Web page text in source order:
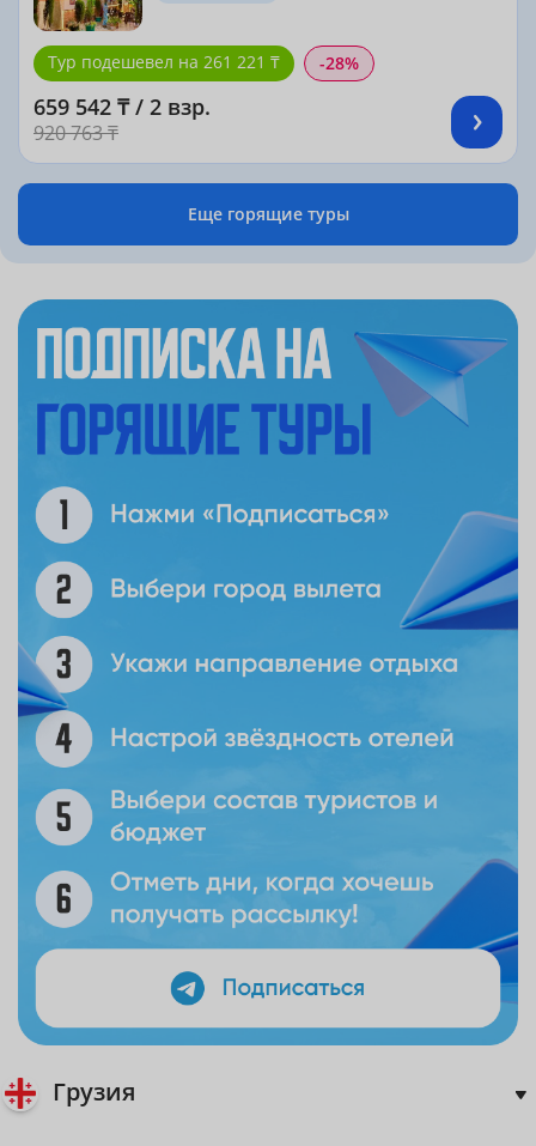
Тур подешевел на 261 221 ₸ -28%
659 542 ₸ / 2 взр.
920 763 ₸
Еще горящие туры
Грузия